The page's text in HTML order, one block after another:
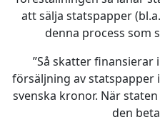
att sälja statspapper
denna process som
”Så skatter
försäljning av statspapper
svenska kronor. När
den